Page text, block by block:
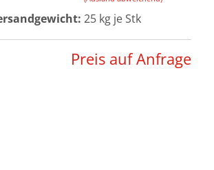
25kg je Stk
Preis auf Anfrage